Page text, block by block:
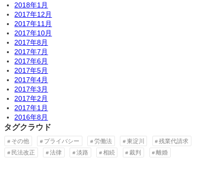
2018年1月
2017年12月
2017年11月
2017年10月
2017年8月
2017年7月
2017年6月
2017年5月
2017年4月
2017年3月
2017年2月
2017年1月
2016年8月
タグクラウド
その他 プライバシー 労働法 東淀川
残業代請求
民法改正
法律 淡路 相続 裁判 離婚